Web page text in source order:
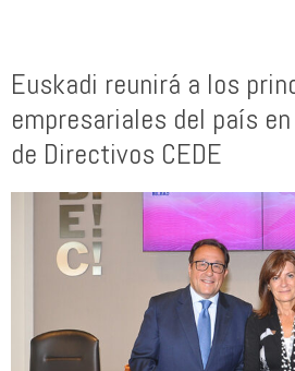
Euskadi reunirá a los
empresariales del país
de Directivos CEDE